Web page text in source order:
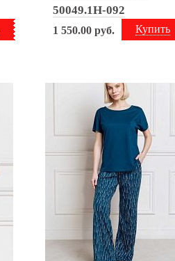
50049.1H-092
Купить
1 550.00 руб.